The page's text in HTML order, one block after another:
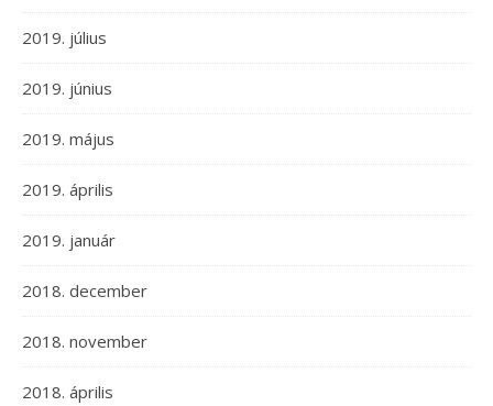
2019. július
2019. június
2019. május
2019. április
2019. január
2018. december
2018. november
2018. április